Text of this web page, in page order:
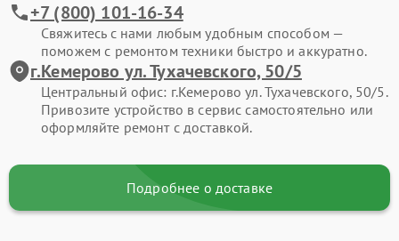
+7 (800) 101-16-34
Свяжитесь с нами любым удобным способом —
поможем с ремонтом техники быстро и аккуратно.
г.Кемерово ул. Тухачевского, 50/5
Центральный офис: г.Кемерово ул. Тухачевского, 50/5.
Привозите устройство в сервис самостоятельно или
оформляйте ремонт с доставкой.
Подробнее о доставке